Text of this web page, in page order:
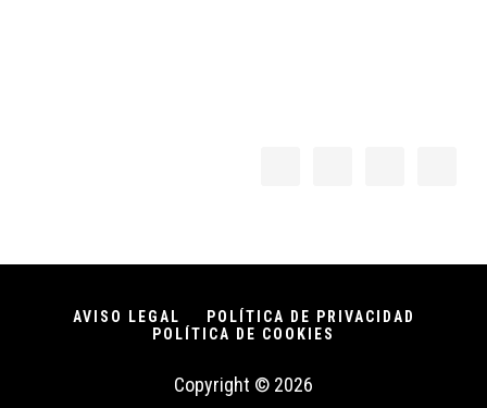
AVISO LEGAL
POLÍTICA DE PRIVACIDAD
POLÍTICA DE COOKIES
Copyright © 2026